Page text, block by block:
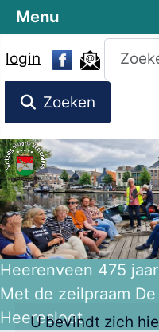
login
Zoeken
Zoeken
Heerenveen 475
Met de zeilpraam
Heeresloot
U bevindt zich
Menu